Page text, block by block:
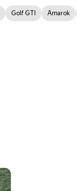
Golf GTI Amarok